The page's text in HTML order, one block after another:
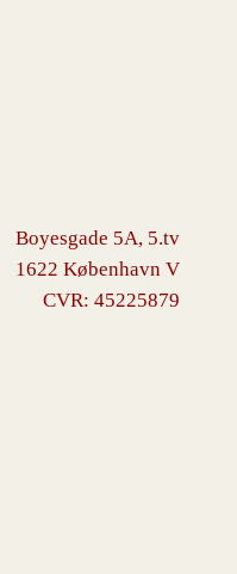
Boyesgade 5A, 5.tv
1622 København V
CVR: 45225879